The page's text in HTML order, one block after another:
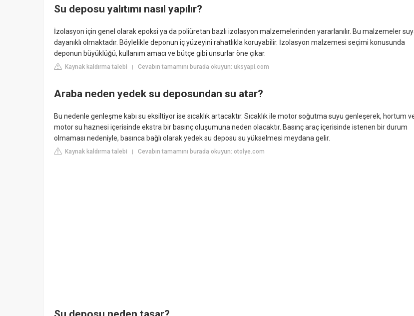
Su deposu yalıtımı nasıl yapılır?
İzolasyon için genel olarak epoksi ya da poliüretan bazlı izolasyon malzemelerinden yararlanılır. Bu malzemeler
dayanıklı olmaktadır. Böylelikle deponun iç yüzeyini rahatlıkla koruyabilir. İzolasyon malzemesi seçimi konusunda
deponun büyüklüğü, kullanım amacı ve bütçe gibi unsurlar öne çıkar.
Kaynak kaldırma talebi Cevabın tamamını burada okuyun: uksyapi.com
Araba neden yedek su deposundan su atar?
Bu nedenle genleşme kabı su eksiltiyor ise sıcaklık artacaktır. Sıcaklık ile motor soğutma suyu genleşerek, hortum
motor su haznesi içerisinde ekstra bir basınç oluşumuna neden olacaktır. Basınç araç içerisinde istenen bir durum
olmaması nedeniyle, basınca bağlı olarak yedek su deposu su yükselmesi meydana gelir.
Kaynak kaldırma talebi Cevabın tamamını burada okuyun: otolye.com